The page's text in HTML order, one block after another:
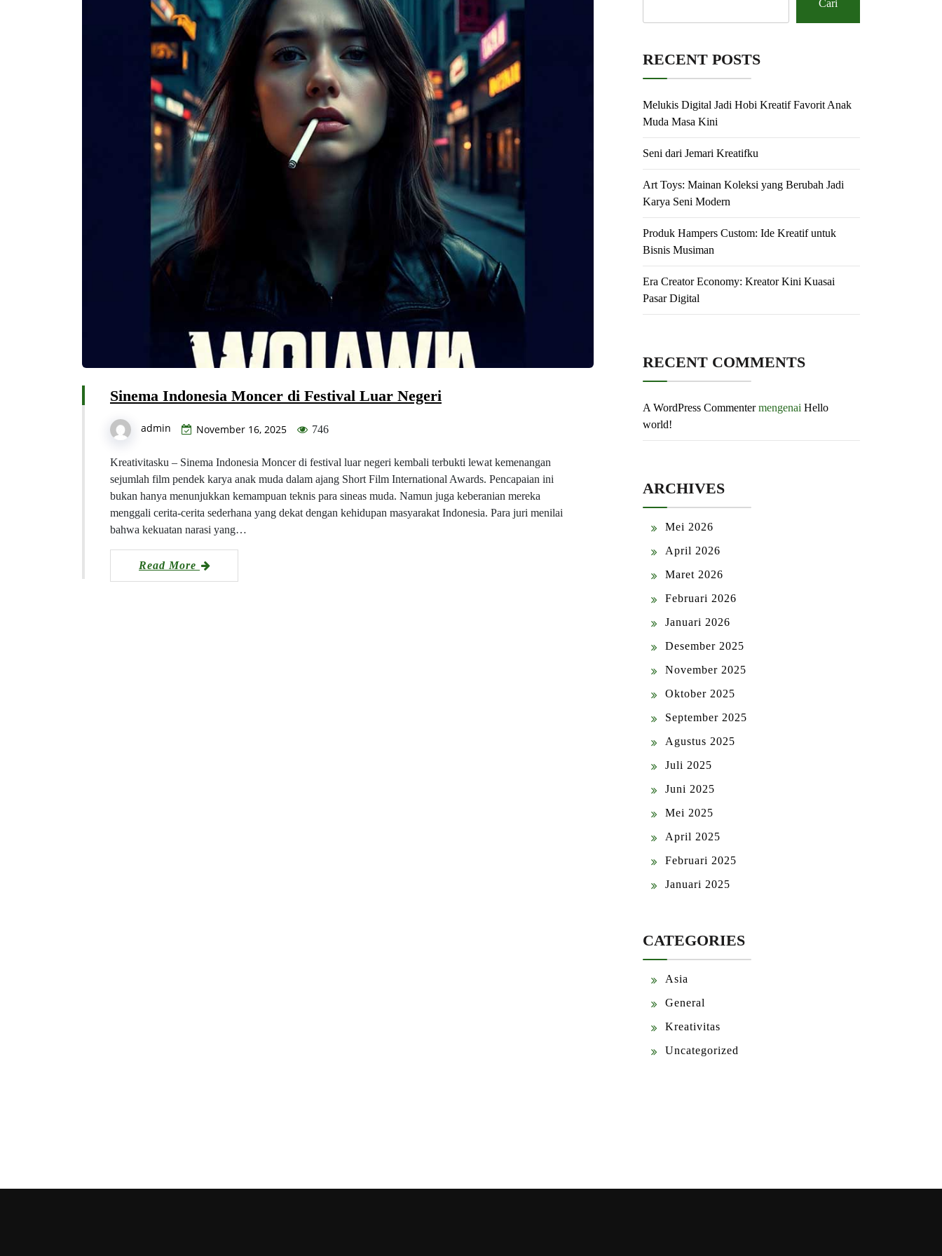
Sinema Indonesia Moncer di Festival Luar Negeri
admin November 16, 2025 746
Kreativitasku – Sinema Indonesia Moncer di festival luar negeri kembali terbukti lewat kemenangan
sejumlah film pendek karya anak muda dalam ajang Short Film International Awards. Pencapaian ini
bukan hanya menunjukkan kemampuan teknis para sineas muda. Namun juga keberanian mereka
menggali cerita-cerita sederhana yang dekat dengan kehidupan masyarakat Indonesia. Para juri menilai
bahwa kekuatan narasi yang…
Read More
Cari
RECENT POSTS
Melukis Digital Jadi Hobi Kreatif Favorit Anak
Muda Masa Kini
Seni dari Jemari Kreatifku
Art Toys: Mainan Koleksi yang Berubah Jadi
Karya Seni Modern
Produk Hampers Custom: Ide Kreatif untuk
Bisnis Musiman
Era Creator Economy: Kreator Kini Kuasai
Pasar Digital
RECENT COMMENTS
A WordPress Commentermengenai Hello
world!
ARCHIVES
Mei 2026
April 2026
Maret 2026
Februari 2026
Januari 2026
Desember 2025
November 2025
Oktober 2025
September 2025
Agustus 2025
Juli 2025
Juni 2025
Mei 2025
April 2025
Februari 2025
Januari 2025
CATEGORIES
Asia
General
Kreativitas
Uncategorized